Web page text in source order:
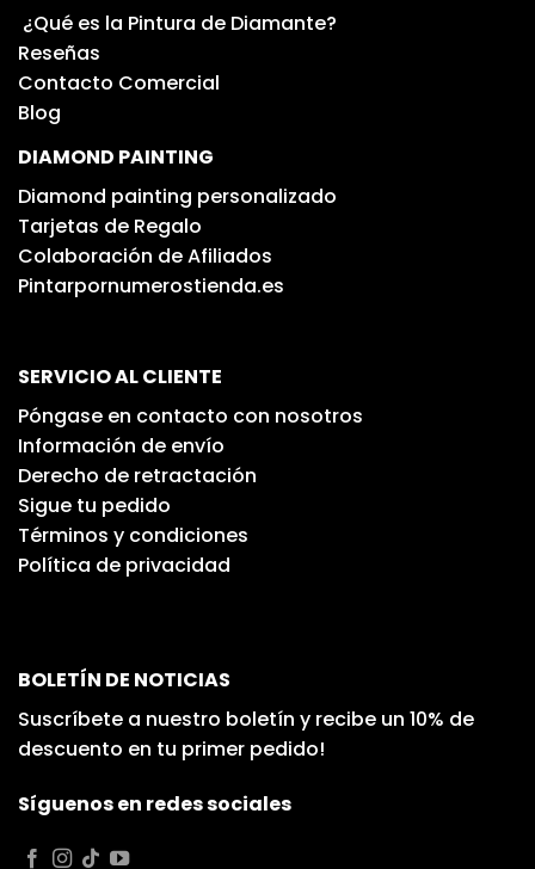
¿Qué es la Pintura de Diamante?
Reseñas
Contacto Comercial
Blog
DIAMOND PAINTING
Diamond painting personalizado
Tarjetas de Regalo
Colaboración de Afiliados
Pintarpornumerostienda.es
SERVICIO AL CLIENTE
Póngase en contacto con nosotros
Información de envío
Derecho de retractación
Sigue tu pedido
Términos y condiciones
Política de privacidad
BOLETÍN DE NOTICIAS
Suscríbete a nuestro boletín y recibe un 10% de
descuento en tu primer pedido!
Síguenos en redes sociales